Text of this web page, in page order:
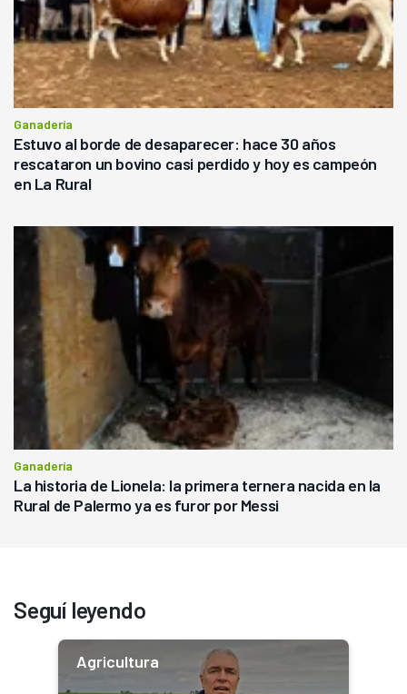
Ganadería
Estuvo al borde de desaparecer: hace 30 años
rescataron un bovino casi perdido y hoy es campeón
en La Rural
Ganadería
La historia de Lionela: la primera ternera nacida en la
Rural de Palermo ya es furor por Messi
Seguí leyendo
Agricultura